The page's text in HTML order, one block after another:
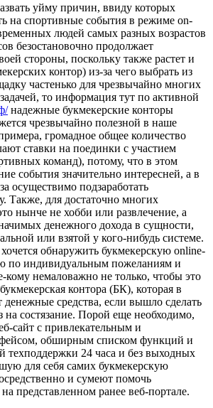
уйму причин, ввиду которых
на спортивные события в режиме on-
людей самых разных возрастов
безостановочно продолжает
стороны, поскольку также растет и
контор) из-за чего выбрать из
частенько для чрезвычайно многих
то информация тут по активной
надежные букмекерские конторы
чрезвычайно полезной в наше
громадное общее количество
ставки на поединки с участием
команд), потому, что в этом
события значительно интересней, а в
осуществимо подзаработать
Также, для достаточно многих
нынче не хобби или развлечение, а
денежного дохода в сущности,
или взятой у кого-нибудь системе.
обнаружить букмекерскую online-
по индивидуальным пожеланиям и
кому немаловажно не только, чтобы это
контора (БК), которая в
денежные средства, если вышло сделать
состязание. Порой еще необходимо,
сайт с привлекательным и
обширным списком функций и
техподдержки 24 часа и без выходных
для себя самих букмекерскую
и сумеют помочь
представленном ранее веб-портале.